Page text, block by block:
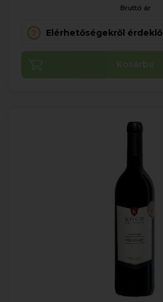
Bruttó ár
Elérhetőségekről
Kosárba